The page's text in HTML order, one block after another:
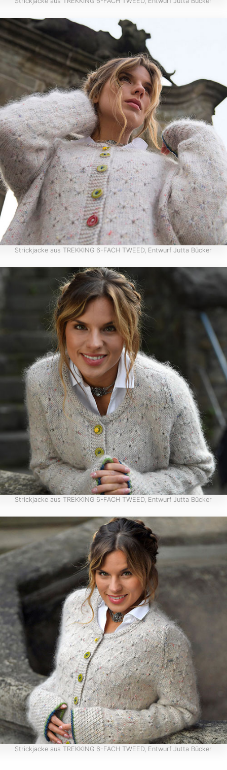
Strickjacke aus TREKKING 6-FACH TWEED, Entwurf Jutta Bücker
Strickjacke aus TREKKING 6-FACH TWEED, Entwurf Jutta Bücker
Strickjacke aus TREKKING 6-FACH TWEED, Entwurf Jutta Bücker